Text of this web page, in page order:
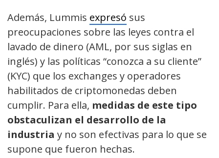
Además, Lummis expresó sus
preocupaciones sobre las leyes contra el
lavado de dinero (AML, por sus siglas en
inglés) y las políticas “conozca a su cliente”
(KYC) que los exchanges y operadores
habilitados de criptomonedas deben
cumplir. Para ella, medidas de este tipo
obstaculizan el desarrollo de la
industria y no son efectivas para lo que se
supone que fueron hechas.